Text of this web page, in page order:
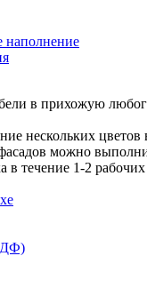
наполнение
в прихожую
нескольких цветов
можно
в течение 1-2